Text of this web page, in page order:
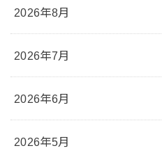
2026年8月
2026年7月
2026年6月
2026年5月